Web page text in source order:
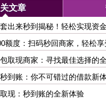
文章
出来秒到揭秘！轻松实现资
额度：扫码秒回商家，轻松
取现商家：寻找最佳选择的
到账：你不可错过的借款新
现：秒到账的全新体验